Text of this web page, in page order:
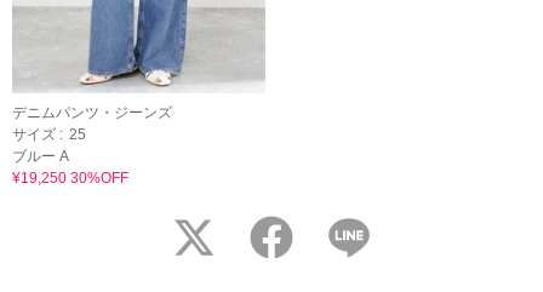
デニムパンツ・ジーンズ
サイズ : 25
ブルー A
¥19,250 30%OFF
twitter facebook